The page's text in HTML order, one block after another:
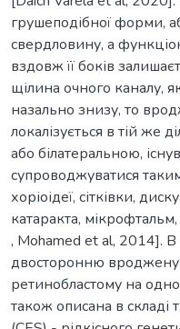
грушеподібної форми,
свердловину, а
вздовж її боків
щілина очного каналу,
назально знизу, то
локалізується в тій же
або білатеральною,
супроводжуватися
хоріоідеї, сітківки,
катаракта,
, Mohamed et al, 2014]. В
двосторонню
ретинобластому на
також описана в складі